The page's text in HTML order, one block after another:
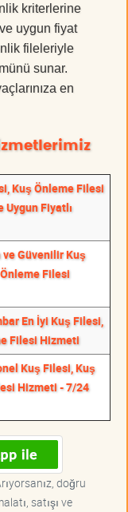
kriterlerine
uygun fiyat
fileleriyle
sunar.
en
Kuş Önleme Filesi
Uygun Fiyatlı
ve Güvenilir Kuş
Filesi
En İyi Kuş Filesi,
Filesi Hizmeti
Kuş Filesi, Kuş
Hizmeti - 7/24
doğru
satışı ve